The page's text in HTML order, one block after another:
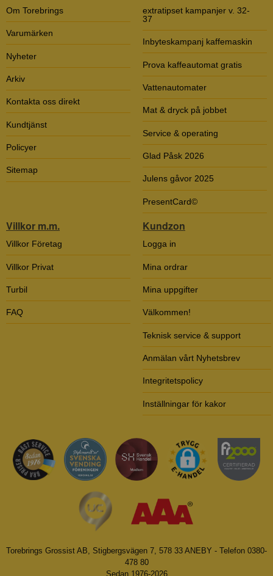
Om Torebrings
Varumärken
Nyheter
Arkiv
Kontakta oss direkt
Kundtjänst
Policyer
Sitemap
extratipset kampanjer v. 32-
37
Inbyteskampanj kaffemaskin
Prova kaffeautomat gratis
Vattenautomater
Mat & dryck på jobbet
Service & operating
Glad Påsk 2026
Julens gåvor 2025
PresentCard©
Villkor m.m.
Villkor Företag
Villkor Privat
Turbil
FAQ
Kundzon
Logga in
Mina ordrar
Mina uppgifter
Välkommen!
Teknisk service & support
Anmälan vårt Nyhetsbrev
Integritetspolicy
Inställningar för kakor
Torebrings Grossist AB, Stigbergsvägen 7, 578 33 ANEBY - Telefon 0380-
478 80
Sedan 1976-2026